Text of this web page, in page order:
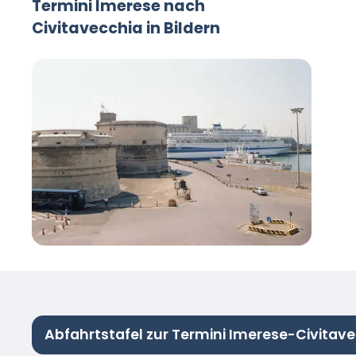
Termini Imerese nach
Civitavecchia in Bildern
Abfahrtstafel zur Termini Imerese-